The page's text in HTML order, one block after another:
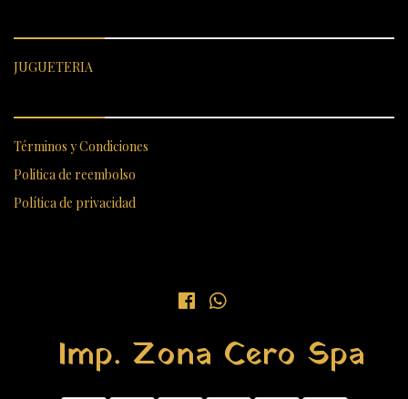
JUGUETERIA
Términos y Condiciones
Politica de reembolso
Política de privacidad
Imp. Zona Cero Spa